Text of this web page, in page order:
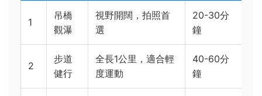
1
吊橋
觀瀑
視野開闊，拍照首
選
20-30分
鐘
2
步道
健行
全長1公里，適合輕
度運動
40-60分
鐘